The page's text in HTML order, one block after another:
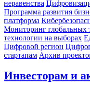
неравенства
Программа развития
платформа
Мониторинг глобальных
технологии на выборах
Цифровой регион
стартапам Архив
Инвесторам и